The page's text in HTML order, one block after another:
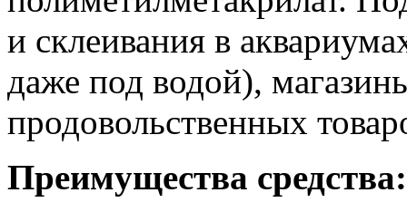
и склеивания в
даже под водой),
продовольственных
Преимущества средства: